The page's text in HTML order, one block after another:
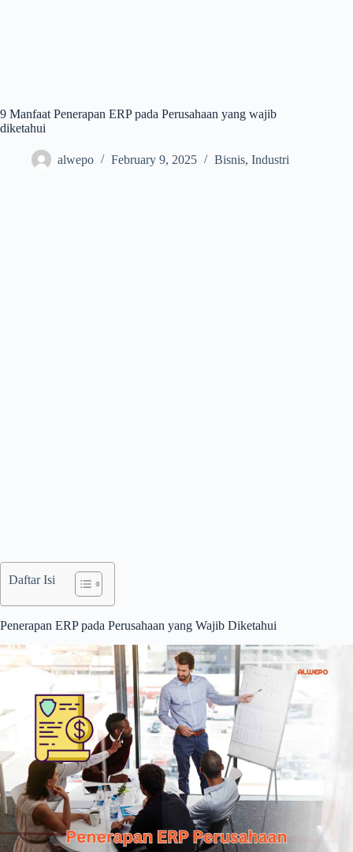
9 Manfaat Penerapan ERP pada Perusahaan yang wajib
diketahui
alwepo February 9, 2025 Bisnis, Industri
Daftar Isi
Penerapan ERP pada Perusahaan yang Wajib Diketahui